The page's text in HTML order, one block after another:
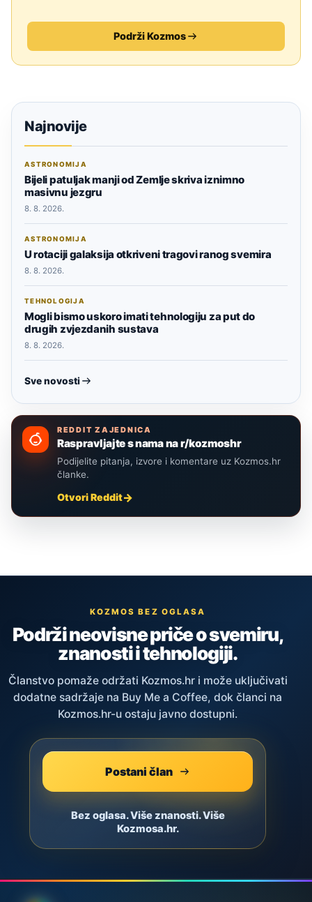
Podrži Kozmos
Najnovije
ASTRONOMIJA
Bijeli patuljak manji od Zemlje skriva iznimno
masivnu jezgru
8. 8. 2026.
ASTRONOMIJA
U rotaciji galaksija otkriveni tragovi ranog svemira
8. 8. 2026.
TEHNOLOGIJA
Mogli bismo uskoro imati tehnologiju za put do
drugih zvjezdanih sustava
8. 8. 2026.
Sve novosti
REDDIT ZAJEDNICA
Raspravljajte s nama na r/kozmoshr
Podijelite pitanja, izvore i komentare uz Kozmos.hr
članke.
Otvori Reddit
KOZMOS BEZ OGLASA
Podrži neovisne priče o svemiru,
znanosti i tehnologiji.
Članstvo pomaže održati Kozmos.hr i može uključivati
dodatne sadržaje na Buy Me a Coffee, dok članci na
Kozmos.hr-u ostaju javno dostupni.
Postani član
Bez oglasa. Više znanosti. Više
Kozmosa.hr.